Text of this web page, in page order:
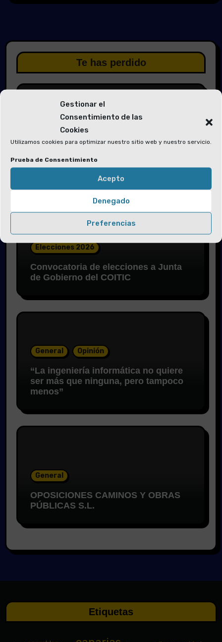
Gestionar el
Consentimiento de las
Cookies
Utilizamos cookies para optimizar nuestro sitio web y nuestro servicio.
Prueba de Consentimiento
Acepto
Denegado
Preferencias
Te has perdido
Elecciones 2026
Mesas Electorales y la Junta Electoral
Elecciones 2026
Convocatoria de elecciones a Junta
de Gobierno del COITIC
General Opinión
“La ingeniería informática no quiere
ser más que ninguna, pero tampoco
menos”
General
OPOSICIONES CAMINOS Y OBRAS
PÚBLICAS S.L.
Etiquetas